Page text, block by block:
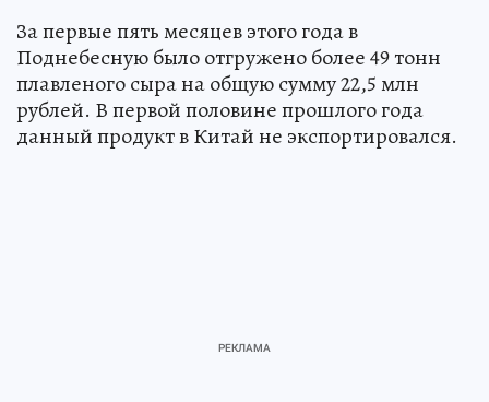
За первые пять месяцев этого года в
Поднебесную было отгружено более 49 тонн
плавленого сыра на общую сумму 22,5 млн
рублей. В первой половине прошлого года
данный продукт в Китай не экспортировался.